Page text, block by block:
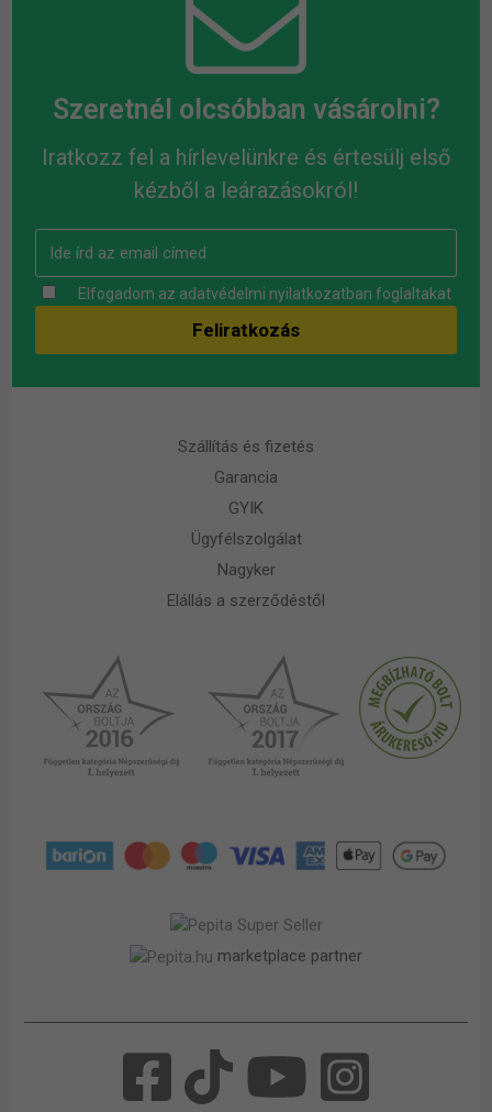
Szeretnél olcsóbban vásárolni?
Iratkozz fel a hírlevelünkre és értesülj első
kézből a leárazásokról!
Elfogadom az adatvédelmi nyilatkozatban foglaltakat
Szállítás és fizetés
Garancia
GYIK
Ügyfélszolgálat
Nagyker
Elállás a szerződéstől
marketplace partner